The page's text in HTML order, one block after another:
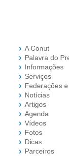
A Conut
Palavra do
Informações
Serviços
Federações
Notícias
Artigos
Agenda
Vídeos
Fotos
Dicas
Parceiros